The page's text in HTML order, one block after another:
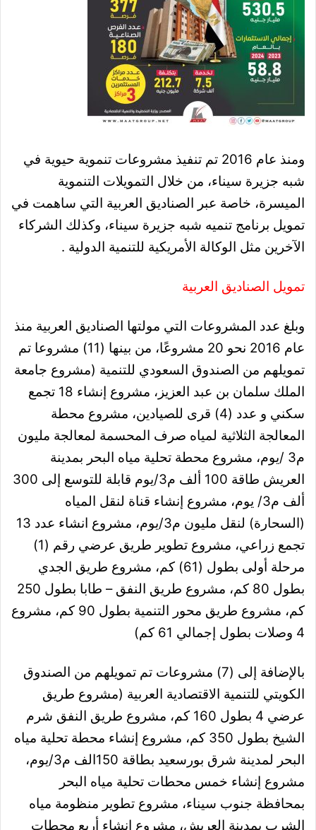
ومنذ عام 2016 تم تنفيذ مشروعات تنموية حيوية في
شبه جزيرة سيناء، من خلال التمويلات التنموية
الميسرة، خاصة عبر الصناديق العربية التي ساهمت في
تمويل برنامج تنميه شبه جزيرة سيناء، وكذلك الشركاء
الآخرين مثل الوكالة الأمريكية للتنمية الدولية .
تمويل الصناديق العربية
وبلغ عدد المشروعات التي مولتها الصناديق العربية منذ
عام 2016 نحو 20 مشروعًا، من بينها (11) مشروعا تم
تمويلهم من الصندوق السعودي للتنمية (مشروع جامعة
الملك سلمان بن عبد العزيز، مشروع إنشاء 18 تجمع
سكني و عدد (4) قرى للصيادين، مشروع محطة
المعالجة الثلاثية لمياه صرف المحسمة لمعالجة مليون
م3 /يوم، مشروع محطة تحلية مياه البحر بمدينة
العريش طاقة 100 ألف م3/يوم قابلة للتوسع إلى 300
ألف م3/ يوم، مشروع إنشاء قناة لنقل المياه
(السحارة) لنقل مليون م3/يوم، مشروع انشاء عدد 13
تجمع زراعي، مشروع تطوير طريق عرضي رقم (1)
مرحلة أولى بطول (61) كم، مشروع طريق الجدي
بطول 80 كم، مشروع طريق النفق – طابا بطول 250
كم، مشروع طريق محور التنمية بطول 90 كم، مشروع
4 وصلات بطول إجمالي 61 كم)
بالإضافة إلى (7) مشروعات تم تمويلهم من الصندوق
الكويتي للتنمية الاقتصادية العربية (مشروع طريق
عرضي 4 بطول 160 كم، مشروع طريق النفق شرم
الشيخ بطول 350 كم، مشروع إنشاء محطة تحلية مياه
البحر لمدينة شرق بورسعيد بطاقة 150الف م3/يوم،
مشروع إنشاء خمس محطات تحلية مياه البحر
بمحافظة جنوب سيناء، مشروع تطوير منظومة مياه
الشرب بمدينة العريش، مشروع إنشاء أربع محطات